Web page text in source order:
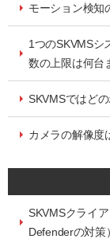
モーション検知
1つのSKVMSシ
数の上限は何台
SKVMSではど
カメラの解像度
SKVMSクライ
Defenderの対策）